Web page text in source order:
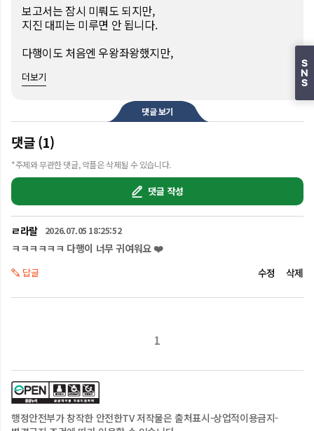
S
N
S
보고서는 잠시 미뤄도 되지만,
지진 대피는 미루면 안 됩니다.
다행이도 처음엔 우왕좌왕했지만,
계단 이용
이 네 가지만은 끝까지 지켰습니다.
30초만 투자하면,
평생 기억할 수 있는 지진 행동요령
오늘도 다행이처럼 안전하게!
#지진행동요령 #국립재난안전연구원 #행정안전부 #다행이
#지진생존기 #K직장인 #신입사원 #지진안전
더보기
댓글 보기
댓글 (1)
*주제와 무관한 댓글, 악플은 삭제될 수 있습니다.
댓글 작성
ㄹ라랄 2026.07.05 18:25:52
ㅋㅋㅋㅋㅋㅋ 다행이 너무 귀여워요 ❤️
답글 수정 삭제
1
행정안전부가 창작한 안전한TV 저작물은출처표시-상업적이용금지-